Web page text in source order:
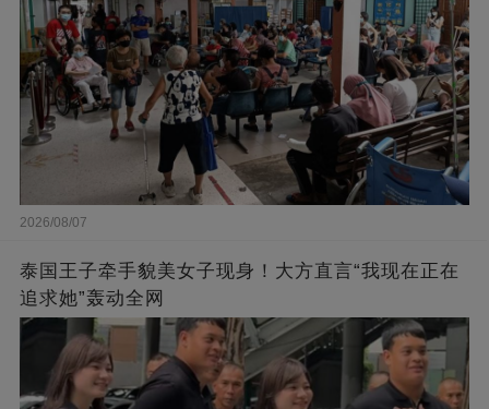
2026/08/07
泰国王子牵手貌美女子现身！大方直言“我现在正在
追求她”轰动全网